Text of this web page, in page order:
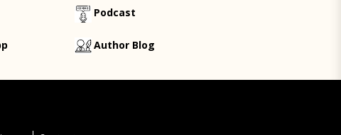
Podcast
Author Blog